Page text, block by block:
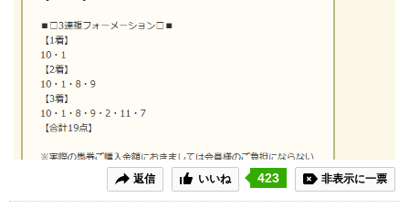
返信 いいね 423 非表示に一票